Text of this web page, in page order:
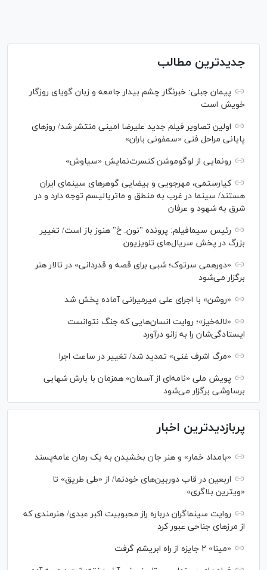
جدیدترین مطالب
پیمان جبلی: خبرنگار چشم بیدار جامعه و زبان گویای روزگار
خویش است
اولین تصاویر فیلم جدید علیرضا امینی منتشر شد/ روز‌های
پایانی مراحل فنی «سمفونی باران»
رونمایی از لوگوموشن کنسرت‌نمایش «سیاوش»
کیارستمی، مهرجویی و بیضایی گوهر‌های سینمای ایران
هستند/ سینما در غرب به منطق و ماتریالیسم توجه دارد و در
شرق به شهود و عرفان
رئیس سیمافیلم: پرونده "نون. خ" هنوز باز است/ تغییر
بزرگ در پخش سریال‌های تلویزیون
«دورهمی سرتوک؛ شبی برای قصه و قدردانی» در تالار هنر
برگزار می‌شود
«روشن» با اجرای علی میرمیرانی آماده پخش شد
«لاله‌خیز»؛ روایت انسان‌هایی که جنگ نتوانست
ایستادگی‌شان را به زانو درآورد
«مرگ اشرف غنی» تمدید شد/ تغییر در ساعت اجرا
پویش ملی «نامه‌ای از آسمان» همزمان با بارش شهابی
برساوشی برگزار می‌شود
پربازدیدترین اخبار
«بامداد خمار» و هنر جان بخشیدن به یک رمان عامه‌پسند
اربعین در قاب دوربین‌های خودنما/ از «طی طریق» تا
«ویترین بلاگری»
روایت سینماگران درباره راز محبوبیت اکبر عبدی/ هنرمندی که
از مرزهای جناحی عبور کرد
«مینا» ۲ جایزه از راه ابریشم گرفت